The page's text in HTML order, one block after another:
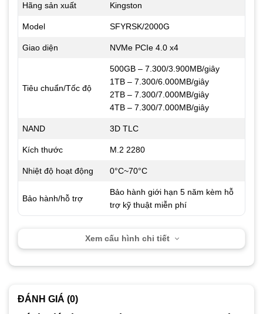
Hãng sản xuất Kingston
Model SFYRSK/2000G
Giao diện NVMe PCIe 4.0 x4
Tiêu chuẩn/Tốc độ
500GB – 7.300/3.900MB/giây
1TB – 7.300/6.000MB/giây
2TB – 7.300/7.000MB/giây
4TB – 7.300/7.000MB/giây
NAND 3D TLC
Kích thước M.2 2280
Nhiệt độ hoạt động 0°C~70°C
Bảo hành/hỗ trợ
Bảo hành giới hạn 5 năm kèm hỗ
trợ kỹ thuật miễn phí
Xem cấu hình chi tiết
ĐÁNH GIÁ (0)